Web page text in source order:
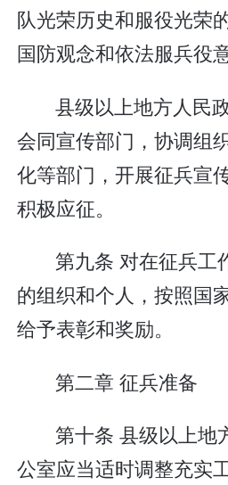
队光荣历史和服役光荣
国防观念和依法服兵役意
县级以上地方人民
会同宣传部门，协调组
化等部门，开展征兵宣
积极应征。
第九条 对在征兵工
的组织和个人，按照国
给予表彰和奖励。
第二章 征兵准备
第十条 县级以上地
公室应当适时调整充实